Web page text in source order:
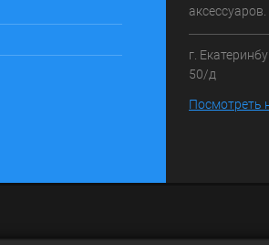
г.
50/д
Посмотреть